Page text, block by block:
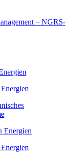
– NGRS-
Energien